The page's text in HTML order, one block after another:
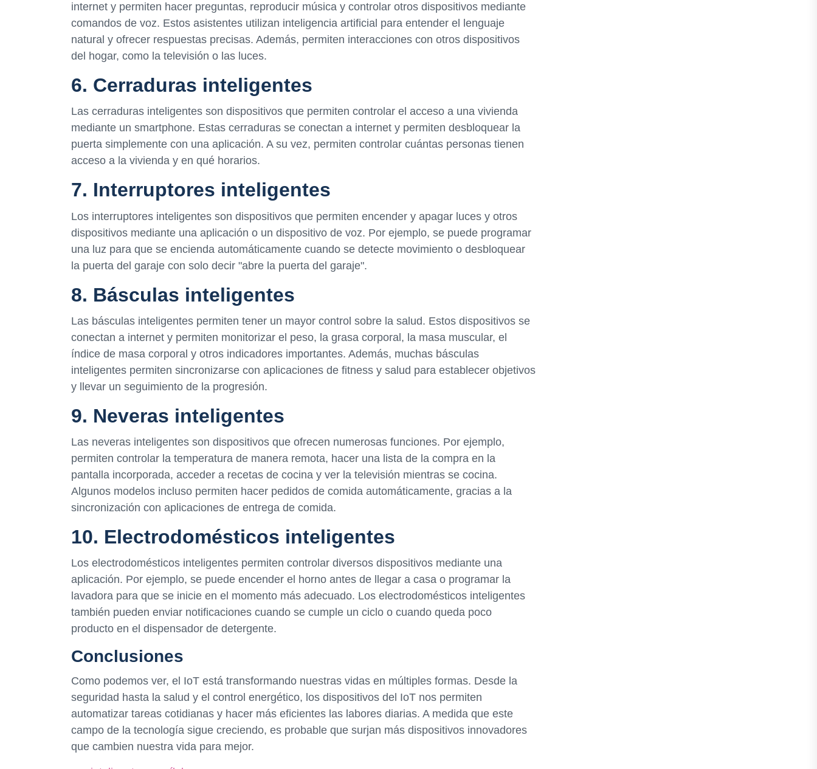
internet y permiten hacer preguntas, reproducir música y controlar otros dispositivos mediante
comandos de voz. Estos asistentes utilizan inteligencia artificial para entender el lenguaje
natural y ofrecer respuestas precisas. Además, permiten interacciones con otros dispositivos
del hogar, como la televisión o las luces.
6. Cerraduras inteligentes
Las cerraduras inteligentes son dispositivos que permiten controlar el acceso a una vivienda
mediante un smartphone. Estas cerraduras se conectan a internet y permiten desbloquear la
puerta simplemente con una aplicación. A su vez, permiten controlar cuántas personas tienen
acceso a la vivienda y en qué horarios.
7. Interruptores inteligentes
Los interruptores inteligentes son dispositivos que permiten encender y apagar luces y otros
dispositivos mediante una aplicación o un dispositivo de voz. Por ejemplo, se puede programar
una luz para que se encienda automáticamente cuando se detecte movimiento o desbloquear
la puerta del garaje con solo decir "abre la puerta del garaje".
8. Básculas inteligentes
Las básculas inteligentes permiten tener un mayor control sobre la salud. Estos dispositivos se
conectan a internet y permiten monitorizar el peso, la grasa corporal, la masa muscular, el
índice de masa corporal y otros indicadores importantes. Además, muchas básculas
inteligentes permiten sincronizarse con aplicaciones de fitness y salud para establecer objetivos
y llevar un seguimiento de la progresión.
9. Neveras inteligentes
Las neveras inteligentes son dispositivos que ofrecen numerosas funciones. Por ejemplo,
permiten controlar la temperatura de manera remota, hacer una lista de la compra en la
pantalla incorporada, acceder a recetas de cocina y ver la televisión mientras se cocina.
Algunos modelos incluso permiten hacer pedidos de comida automáticamente, gracias a la
sincronización con aplicaciones de entrega de comida.
10. Electrodomésticos inteligentes
Los electrodomésticos inteligentes permiten controlar diversos dispositivos mediante una
aplicación. Por ejemplo, se puede encender el horno antes de llegar a casa o programar la
lavadora para que se inicie en el momento más adecuado. Los electrodomésticos inteligentes
también pueden enviar notificaciones cuando se cumple un ciclo o cuando queda poco
producto en el dispensador de detergente.
Conclusiones
Como podemos ver, el IoT está transformando nuestras vidas en múltiples formas. Desde la
seguridad hasta la salud y el control energético, los dispositivos del IoT nos permiten
automatizar tareas cotidianas y hacer más eficientes las labores diarias. A medida que este
campo de la tecnología sigue creciendo, es probable que surjan más dispositivos innovadores
que cambien nuestra vida para mejor.